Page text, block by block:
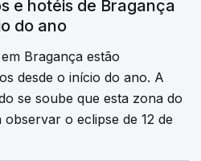
e hotéis de Bragança
do ano
Bragança estão
desde o início do ano. A
se soube que esta zona do
o eclipse de 12 de